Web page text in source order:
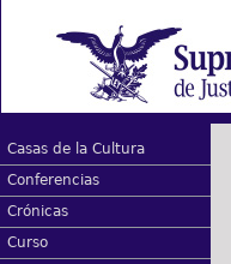
Casas de la Cultura
Conferencias
Crónicas
Curso